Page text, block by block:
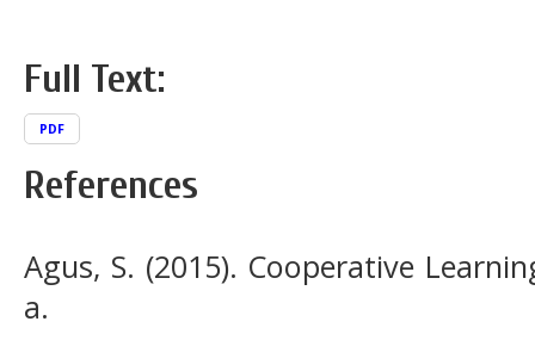
Full Text:
PDF
References
Agus, S. (2015). Cooperative
a.